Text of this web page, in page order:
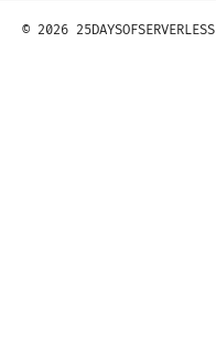
© 2026 25DAYSOFSERVERLESS